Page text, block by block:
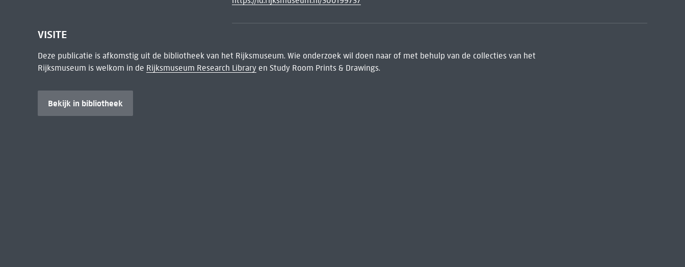
VISITE
Deze publicatie is afkomstig uit de bibliotheek van het Rijksmuseum. Wie onderzoek wil doen naar of met behulp van de collecties van het
Rijksmuseum is welkom in de Rijksmuseum Research Libraryen Study Room Prints & Drawings.
Bekijk in bibliotheek